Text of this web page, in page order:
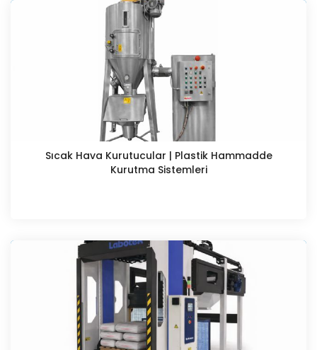
Sıcak Hava Kurutucular | Plastik Hammadde
Kurutma Sistemleri